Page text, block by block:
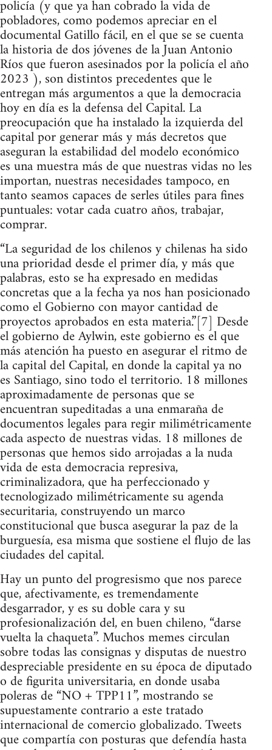
policía (y que ya han cobrado la vida de
pobladores, como podemos apreciar en el
documental Gatillo fácil, en el que se se cuenta
la historia de dos jóvenes de la Juan Antonio
Ríos que fueron asesinados por la policía el año
2023 ), son distintos precedentes que le
entregan más argumentos a que la democracia
hoy en día es la defensa del Capital. La
preocupación que ha instalado la izquierda del
capital por generar más y más decretos que
aseguran la estabilidad del modelo económico
es una muestra más de que nuestras vidas no les
importan, nuestras necesidades tampoco, en
tanto seamos capaces de serles útiles para fines
puntuales: votar cada cuatro años, trabajar,
comprar.
“La seguridad de los chilenos y chilenas ha sido
una prioridad desde el primer día, y más que
palabras, esto se ha expresado en medidas
concretas que a la fecha ya nos han posicionado
como el Gobierno con mayor cantidad de
proyectos aprobados en esta materia.”[7] Desde
el gobierno de Aylwin, este gobierno es el que
más atención ha puesto en asegurar el ritmo de
la capital del Capital, en donde la capital ya no
es Santiago, sino todo el territorio. 18 millones
aproximadamente de personas que se
encuentran supeditadas a una enmaraña de
documentos legales para regir milimétricamente
cada aspecto de nuestras vidas. 18 millones de
personas que hemos sido arrojadas a la nuda
vida de esta democracia represiva,
criminalizadora, que ha perfeccionado y
tecnologizado milimétricamente su agenda
securitaria, construyendo un marco
constitucional que busca asegurar la paz de la
burguesía, esa misma que sostiene el flujo de las
ciudades del capital.
Hay un punto del progresismo que nos parece
que, afectivamente, es tremendamente
desgarrador, y es su doble cara y su
profesionalización del, en buen chileno, “darse
vuelta la chaqueta”. Muchos memes circulan
sobre todas las consignas y disputas de nuestro
despreciable presidente en su época de diputado
o de figurita universitaria, en donde usaba
poleras de “NO + TPP11”, mostrando se
supuestamente contrario a este tratado
internacional de comercio globalizado. Tweets
que compartía con posturas que defendía hasta